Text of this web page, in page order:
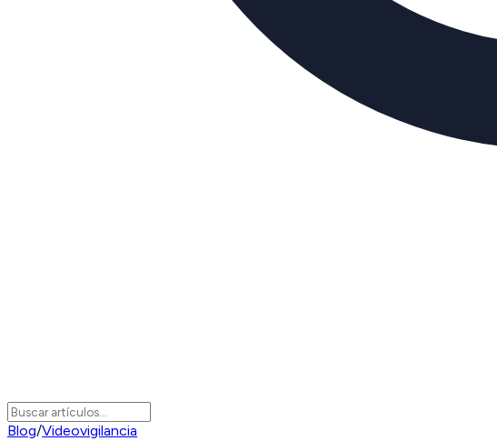
Blog/Videovigilancia